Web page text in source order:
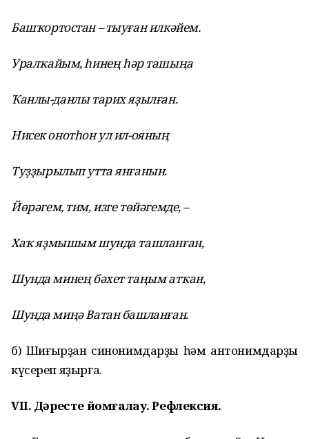
Башҡортостан – тыуған илкәйем.
Уралҡайым,һинеңһәр ташыңа
Ҡанлы-данлы тарих яҙылған.
Нисек онотһон ул ил-ояның
Туҙҙырылып утта янғанын.
Йөрәгем, тим, изге төйәгемде, –
Хаҡяҙмышым шунда ташланған,
Шунда минеңбәхет таңым атҡан,
Шунда миңәВатан башланған.
б) Шиғырҙан синонимдарҙы һәм антонимдарҙы
күсереп яҙырға.
VII. Дәресте йомғалау. Рефлексия.